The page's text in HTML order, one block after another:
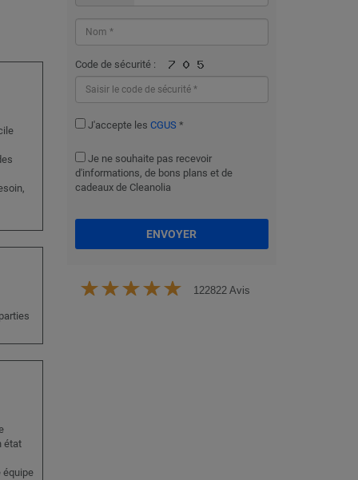
état
équipe
Code de sécurité :
J'accepte les CGUS *
Je ne souhaite pas recevoir
d'informations, de bons plans et de
cadeaux de Cleanolia
ENVOYER
122822 Avis